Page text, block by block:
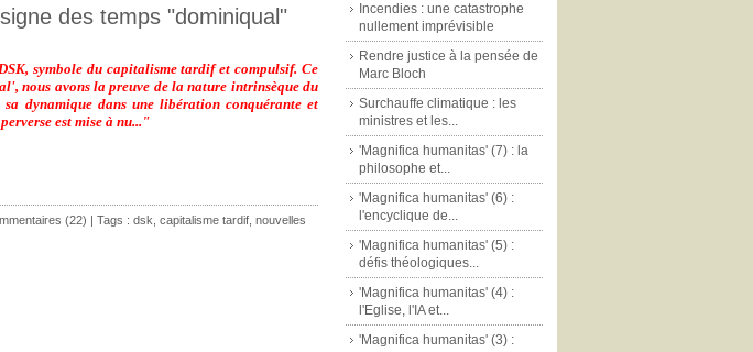
Incendies : une catastrophe
nullement imprévisible
Rendre justice à la pensée de
Marc Bloch
Surchauffe climatique : les
ministres et les...
'Magnifica humanitas' (7) : la
philosophe et...
'Magnifica humanitas' (6) :
l'encyclique de...
'Magnifica humanitas' (5) :
défis théologiques...
'Magnifica humanitas' (4) :
l'Eglise, l'IA et...
'Magnifica humanitas' (3) :
des temps "dominiqual"
symbole du capitalisme tardif et compulsif. Ce
nous avons la preuve de la nature intrinsèque du
dynamique dans une libération conquérante et
est mise à nu..."
(22) | Tags : dsk capitalisme tardif nouvelles